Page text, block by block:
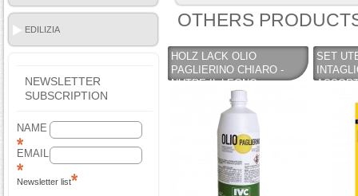
BAGNO
EDILIZIA
NEWSLETTER
SUBSCRIPTION
NAME
EMAIL
Newsletter list
OTHERS
HOLZ LACK OLIO
PAGLIERINO CHIARO -
NUTRE IL LEGNO -
EFFETTO BRILLANTE - 1LT
SET